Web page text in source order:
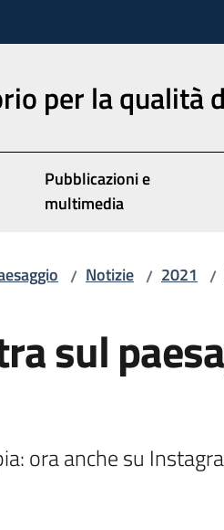
per la qualità
Pubblicazioni e
multimedia
/ Notizie / 2021 /
sul
ora anche su